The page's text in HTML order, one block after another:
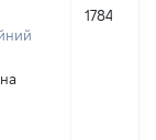
178490